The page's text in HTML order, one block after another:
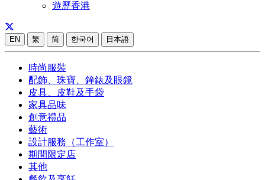
遊歷香港
EN 繁 简 한국어 日本語
時尚服裝
配飾、珠寶、鐘錶及眼鏡
皮具、皮鞋及手袋
家具品味
創意禮品
藝術
設計服務（工作室）
期間限定店
其他